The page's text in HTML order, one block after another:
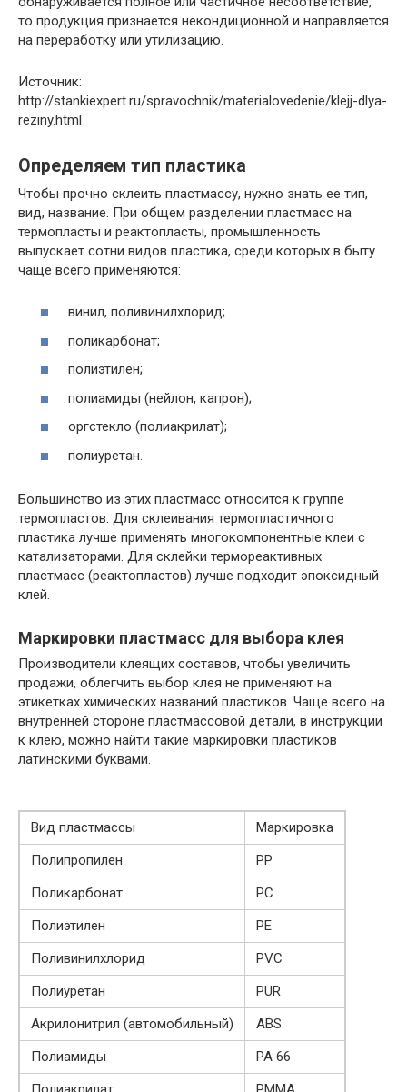
то продукция признается некондиционной и направляется
на переработку или утилизацию.
Источник:
http://stankiexpert.ru/spravochnik/materialovedenie/klejj-dlya-
reziny.html
Определяем тип пластика
Чтобы прочно склеить пластмассу, нужно знать ее тип,
вид, название. При общем разделении пластмасс на
термопласты и реактопласты, промышленность
выпускает сотни видов пластика, среди которых в быту
чаще всего применяются:
винил, поливинилхлорид;
поликарбонат;
полиэтилен;
полиамиды (нейлон, капрон);
оргстекло (полиакрилат);
полиуретан.
Большинство из этих пластмасс относится к группе
термопластов. Для склеивания термопластичного
пластика лучше применять многокомпонентные клеи с
катализаторами. Для склейки термореактивных
пластмасс (реактопластов) лучше подходит эпоксидный
клей.
Маркировки пластмасс для выбора клея
Производители клеящих составов, чтобы увеличить
продажи, облегчить выбор клея не применяют на
этикетках химических названий пластиков. Чаще всего на
внутренней стороне пластмассовой детали, в инструкции
к клею, можно найти такие маркировки пластиков
латинскими буквами.
Вид пластмассы
Маркировка
Полипропилен
PP
Поликарбонат
PC
Полиэтилен
PE
Поливинилхлорид
PVC
Полиуретан
PUR
Акрилонитрил (автомобильный)
ABS
Полиамиды
PA 66